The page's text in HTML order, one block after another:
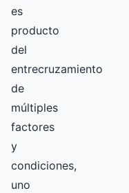
es
producto
del
entrecruzamiento
de
múltiples
factores
y
condiciones,
uno